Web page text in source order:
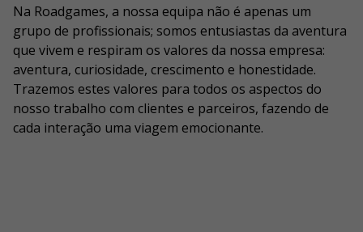
Na Roadgames, a nossa equipa não é apenas um
grupo de profissionais; somos entusiastas da aventura
que vivem e respiram os valores da nossa empresa:
aventura, curiosidade, crescimento e honestidade.
Trazemos estes valores para todos os aspectos do
nosso trabalho com clientes e parceiros, fazendo de
cada interação uma viagem emocionante.